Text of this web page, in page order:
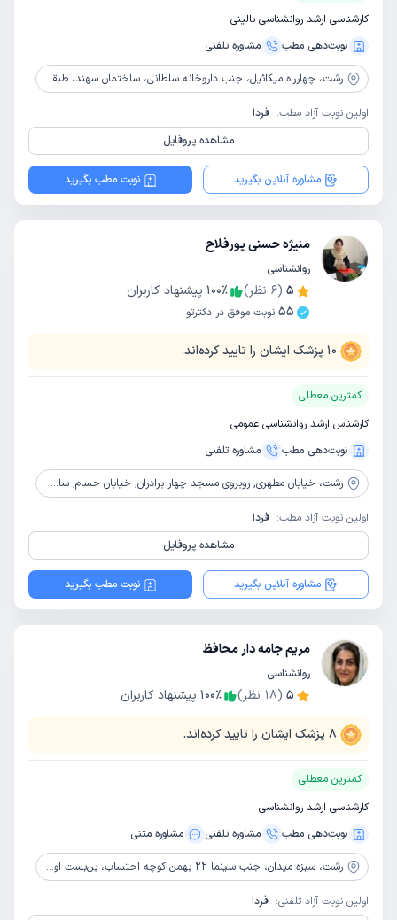
کارشناسی ارشد روانشناسی بالینی
نوبت‌دهی مطب
مشاوره‌ تلفنی
رشت، چهارراه میکائیل، جنب داروخانه سلطانی، ساختمان سهند، طبقه دوم، واحد 5، مرکز مشاوره فروزش
اولین نوبت آزاد مطب: فردا
مشاهده پروفایل
مشاوره آنلاین بگیرید نوبت مطب بگیرید
منیژه حسنی پورفلاح
روانشناسی
5
(
6 نظر) 100٪
پیشنهاد کاربران
55 نوبت موفق در دکترتو
10 پزشک ایشان را تایید کرده‌اند.
کمترین معطلی
کارشناس ارشد روانشناسی عمومی
نوبت‌دهی مطب
مشاوره‌ تلفنی
رشت، خیابان مطهری, روبروی مسجد چهار برادران, خیابان حسام, ساختمان فرست کلاس, طبقه چهارم , کلینیک اندیشه نوین
اولین نوبت آزاد مطب: فردا
مشاهده پروفایل
مشاوره آنلاین بگیرید نوبت مطب بگیرید
مریم جامه دار محافظ
روانشناسی
5
(
18 نظر) 100٪ پیشنهاد کاربران
8 پزشک ایشان را تایید کرده‌اند.
کمترین معطلی
کارشناسی ارشد روانشناسی
نوبت‌دهی مطب
مشاوره‌ تلفنی مشاوره‌ متنی
رشت، سبزه میدان، جنب سینما 22 بهمن کوچه احتساب، بن‌بست اول، ساختمان کسری، طبقه دوم، واحد 5و6
اولین نوبت آزاد تلفنی: فردا